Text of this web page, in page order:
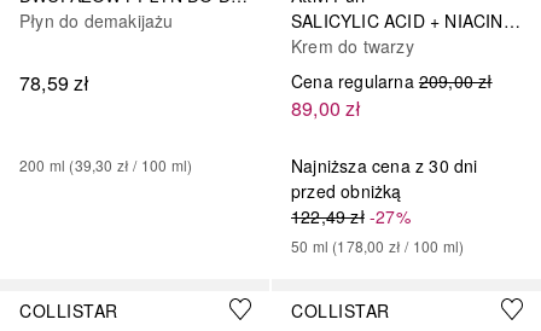
Płyn do demakijażu
78,59 zł
200 ml (39,30 zł / 100 ml)
SALICYLIC ACID + NIACINAMIDE
Krem do twarzy
Cena regularna 209,00 zł
89,00 zł
Najniższa cena z 30 dni
przed obniżką
122,49 zł-27%
50 ml (178,00 zł / 100 ml)
COLLISTAR
COLLISTAR